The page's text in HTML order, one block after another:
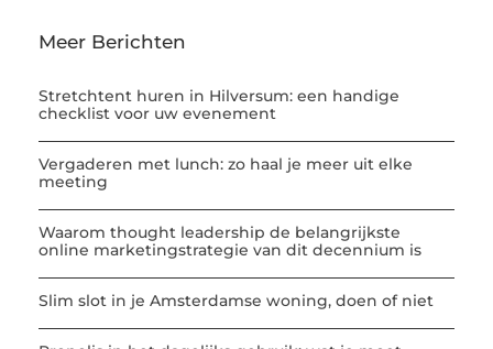
Meer Berichten
Stretchtent huren in Hilversum: een handige
checklist voor uw evenement
Vergaderen met lunch: zo haal je meer uit elke
meeting
Waarom thought leadership de belangrijkste
online marketingstrategie van dit decennium is
Slim slot in je Amsterdamse woning, doen of niet